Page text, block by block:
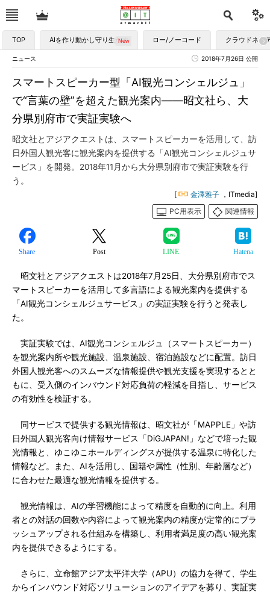
TOP AIを作り動かし守り生かす ロー/ノーコード クラウドネイ
ニュース 2018年7月26日 公開
スマートスピーカー型「AI観光コンシェルジュ」
で“言葉の壁”を超えた観光案内――昭文社ら、大
分県別府市で実証実験へ
昭文社とアジアクエストは、スマートスピーカーを活用して、訪
日外国人観光客に観光案内を提供する「AI観光コンシェルジュサ
ービス」を開発。2018年11月から大分県別府市で実証実験を行
う。
[ 金澤雅子 ，ITmedia]
PC用表示
関連情報
Share Post LINE Hatena
昭文社とアジアクエストは2018年7月25日、大分県別府市でス
マートスピーカーを活用して多言語による観光案内を提供する
「AI観光コンシェルジュサービス」の実証実験を行うと発表し
た。
実証実験では、AI観光コンシェルジュ（スマートスピーカー）
を観光案内所や観光施設、温泉施設、宿泊施設などに配置。訪日
外国人観光客へのスムーズな情報提供や観光支援を実現するとと
もに、受入側のインバウンド対応負荷の軽減を目指し、サービス
の有効性を検証する。
同サービスで提供する観光情報は、昭文社が「MAPPLE」や訪
日外国人観光客向け情報サービス「DiGJAPAN!」などで培った観
光情報と、ゆこゆこホールディングスが提供する温泉に特化した
情報など。また、AIを活用し、国籍や属性（性別、年齢層など）
に合わせた最適な観光情報を提供する。
観光情報は、AIの学習機能によって精度を自動的に向上。利用
者との対話の回数や内容によって観光案内の精度が定常的にブラ
ッシュアップされる仕組みを構築し、利用者満足度の高い観光案
内を提供できるようにする。
さらに、立命館アジア太平洋大学（APU）の協力を得て、学生
からインバウンド対応ソリューションのアイデアを募り、実証実